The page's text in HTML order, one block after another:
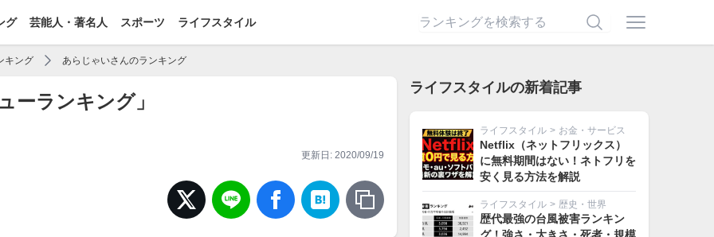
グ 芸能人・著名人 スポーツ ライフスタイル
キング あらじゃいさんのランキング
ーランキング」
更新日: 2020/09/19
ライフスタイルの新着記事
ライフスタイル > お金・サービス
Netflix（ネットフリックス）
に無料期間はない！ネトフリを
安く見る方法を解説
ライフスタイル > 歴史・世界
歴代最強の台風被害ランキン